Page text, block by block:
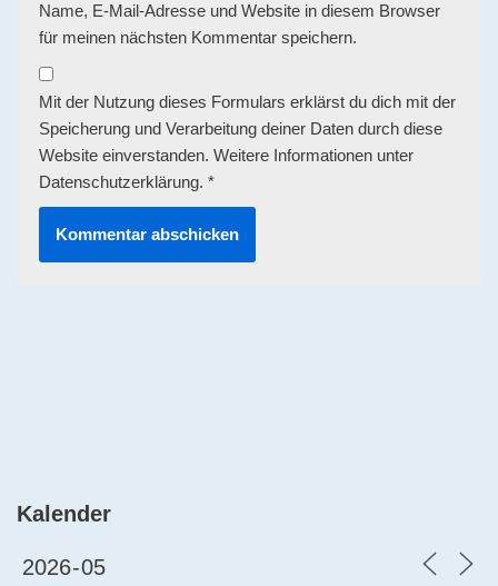
Name, E-Mail-Adresse und Website in diesem Browser
für meinen nächsten Kommentar speichern.
Mit der Nutzung dieses Formulars erklärst du dich mit der
Speicherung und Verarbeitung deiner Daten durch diese
Website einverstanden. Weitere Informationen unter
Datenschutzerklärung. *
Kalender